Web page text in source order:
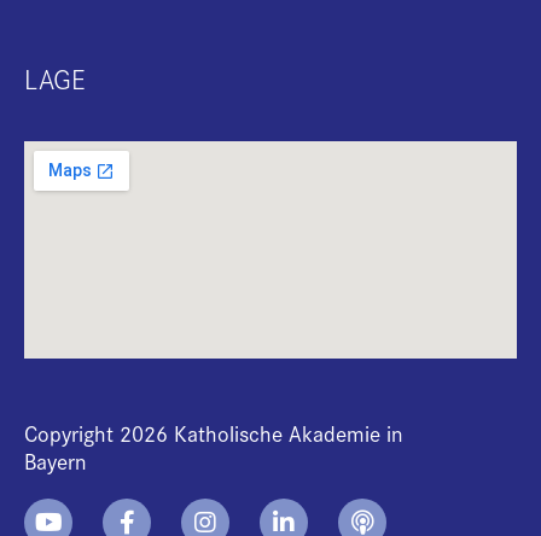
LAGE
Copyright 2026 Katholische Akademie in
Bayern